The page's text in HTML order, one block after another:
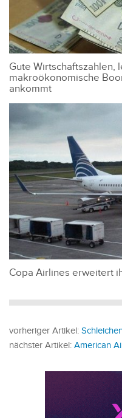
Gute Wirtschaftszahlen,
makroökonomische
ankommt
Copa Airlines erweitert
vorheriger Artikel:
nächster Artikel: American